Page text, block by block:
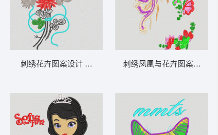
刺绣花卉图案设计 靓花 刺绣凤凰与花卉图案 凤凰